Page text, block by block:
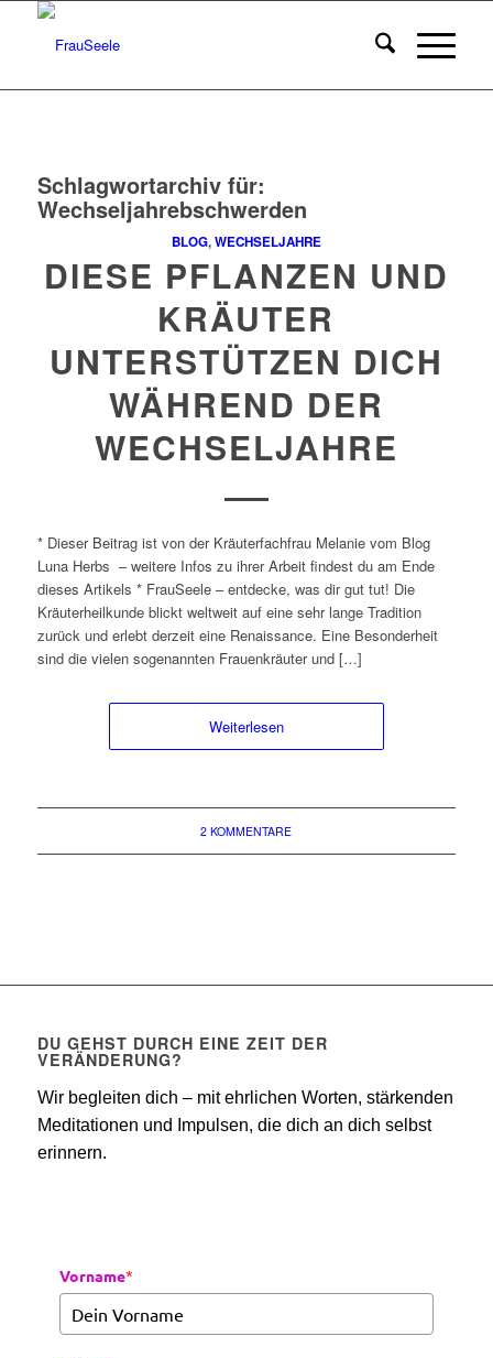
Schlagwortarchiv für:
Wechseljahrebschwerden
BLOG,WECHSELJAHRE
DIESE PFLANZEN UND
KRÄUTER
UNTERSTÜTZEN DICH
WÄHREND DER
WECHSELJAHRE
* Dieser Beitrag ist von der Kräuterfachfrau Melanie vom Blog
Luna Herbs – weitere Infos zu ihrer Arbeit findest du am Ende
dieses Artikels * FrauSeele – entdecke, was dir gut tut! Die
Kräuterheilkunde blickt weltweit auf eine sehr lange Tradition
zurück und erlebt derzeit eine Renaissance. Eine Besonderheit
sind die vielen sogenannten Frauenkräuter und […]
Weiterlesen
2 KOMMENTARE
DU GEHST DURCH EINE ZEIT DER
VERÄNDERUNG?
Wir begleiten dich – mit ehrlichen Worten, stärkenden
Meditationen und Impulsen, die dich an dich selbst
erinnern.
Vorname*